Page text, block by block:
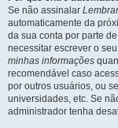
Se não assinalar
automaticamente da
da sua conta por parte
necessitar escrever o
minhas informações
recomendável caso
por outros usuários, ou
universidades, etc. Se
administrador tenha